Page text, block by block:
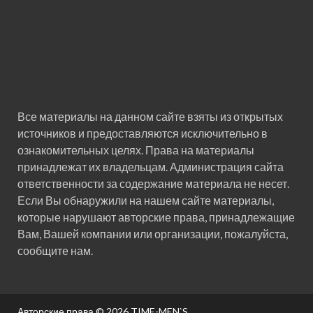
Все материалы на данном сайте взяты из открытых
источников и предоставляются исключительно в
ознакомительных целях. Права на материалы
принадлежат их владельцам. Администрация сайта
ответственности за содержание материала не несет.
Если Вы обнаружили на нашем сайте материалы,
которые нарушают авторские права, принадлежащие
Вам, Вашей компании или организации, пожалуйста,
сообщите нам.